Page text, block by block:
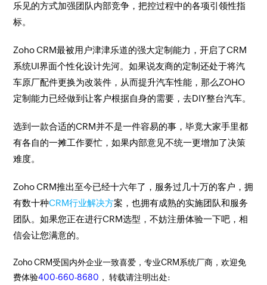
乐见的方式加强团队内部竞争，把控过程中的各项引领性指
标。
Zoho CRM最被用户津津乐道的强大定制能力，开启了CRM
系统UI界面个性化设计先河。如果说友商的定制还处于将汽
车原厂配件更换为改装件，从而提升汽车性能，那么ZOHO
定制能力已经做到让客户根据自身的需要，去DIY整台汽车。
选到一款合适的CRM并不是一件容易的事，毕竟大家手里都
有各自的一摊工作要忙，如果内部意见不统一更增加了决策
难度。
Zoho CRM推出至今已经十六年了，服务过几十万的客户，拥
有数十种CRM行业解决方案，也拥有成熟的实施团队和服务
团队。如果您正在进行CRM选型，不妨注册体验一下吧，相
信会让您满意的。
Zoho CRM受国内外企业一致喜爱，专业CRM系统厂商，欢迎免
费体验400-660-8680 ， 转载请注明出处: